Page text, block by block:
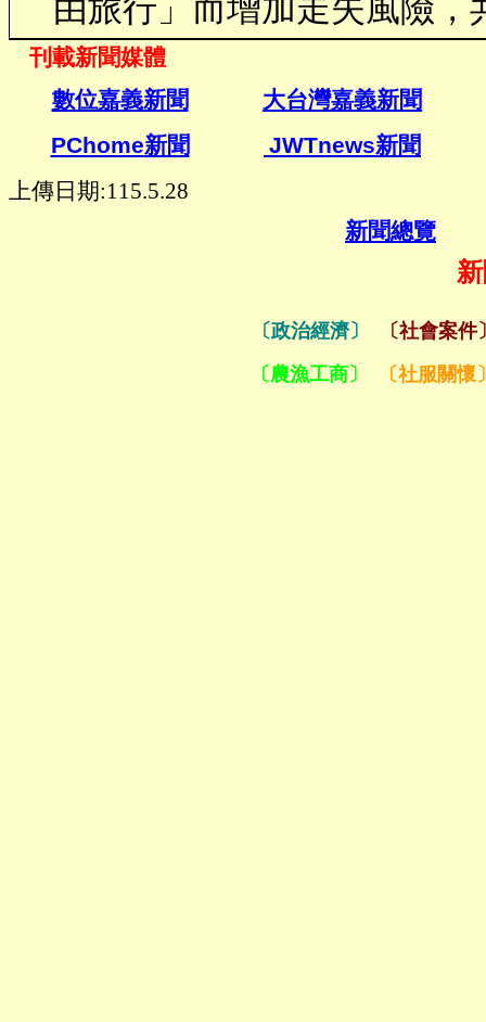
由旅行」而增加走失風險
刊載新聞媒體
數位嘉義新聞
大台灣嘉義新聞
PChome新聞 JWTnews新聞
上傳日期:115.5.28
新聞總覽
〔政治經濟〕
〔社會案件
〔農漁工商〕
〔社服關懷